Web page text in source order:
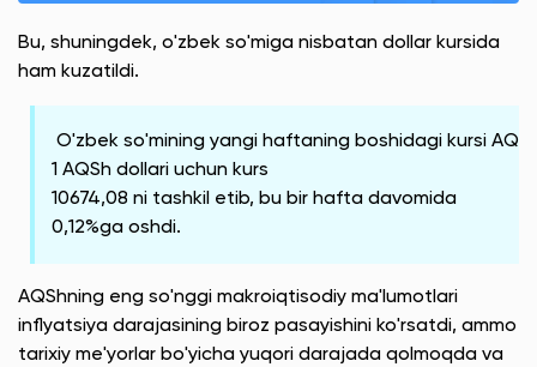
Bu, shuningdek, o'zbek so'miga nisbatan dollar kursida
ham kuzatildi.
O'zbek so'mining yangi haftaning boshidagi kursi
1 AQSh dollari uchun kurs
10674,08 ni tashkil etib, bu bir hafta davomida
0,12%ga oshdi.
AQShning eng so'nggi makroiqtisodiy ma'lumotlari
inflyatsiya darajasining biroz pasayishini ko'rsatdi, ammo
tarixiy me'yorlar bo'yicha yuqori darajada qolmoqda va